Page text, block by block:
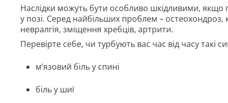
Наслідки можуть бути особливо шкідливими, якщо
у позі. Серед найбільших проблем – остеохондроз,
невралгія, зміщення хребців, артрити.
Перевірте себе, чи турбують вас час від часу такі
м’язовий біль у спині
біль у шиї